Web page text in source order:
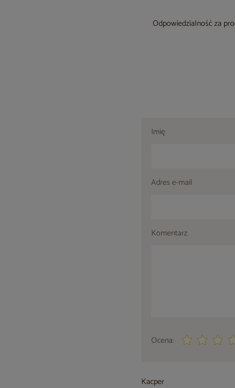
Odpowiedzialność za
Imię
Adres e-mail
Komentarz
Ocena:
Kacper